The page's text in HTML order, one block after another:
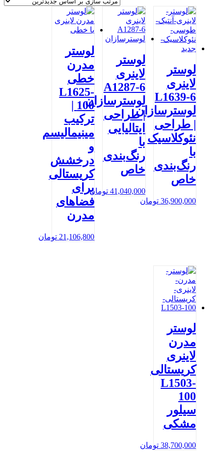
لوستر
لاینری
L1639-6
لوسترسازان
| طراحی
نئوکلاسیک
با
رنگ‌بندی
خاص
36,900,000 تومان
لوستر
لاینری
A1287-6
لوسترسازان
| طراحی
ایتالیایی
با
رنگ‌بندی
خاص
41,040,000 تومان
لوستر
مدرن
خطی
L1625-
100 |
ترکیب
مینیمالیسم
و
درخشش
کریستالی
برای
فضاهای
مدرن
21,106,800 تومان
لوستر
مدرن
لاینری
کریستالی
L1503-
100
سیلور
مشکی
38,700,000 تومان